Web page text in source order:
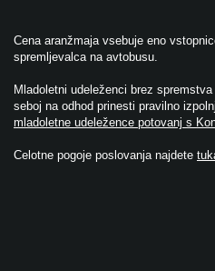
Cena aranžmaja vsebuje eno
spremljevalca na avtobusu.
Mladoletni udeleženci brez
seboj na odhod prinesti pravilno
mladoletne udeležence potovanj s
Celotne pogoje poslovanja najdete